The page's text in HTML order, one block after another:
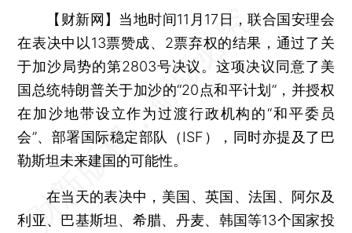
【财新网】 当地时间11月17日，联合国安理会
在表决中以13票赞成、2票弃权的结果，通过了关
于加沙局势的第2803号决议。这项决议同意了美
国总统特朗普关于加沙的“20点和平计划”，并授权
在加沙地带设立作为过渡行政机构的“和平委员
会”、部署国际稳定部队（ISF），同时亦提及了巴
勒斯坦未来建国的可能性。
在当天的表决中，美国、英国、法国、阿尔及
利亚、巴基斯坦、希腊、丹麦、韩国等13个国家投